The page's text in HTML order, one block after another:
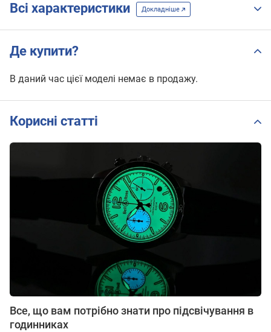
Всі характеристики Докладніше
Де купити?
В даний час цієї моделі немає в продажу.
Корисні статті
Все, що вам потрібно знати про підсвічування в
годинниках